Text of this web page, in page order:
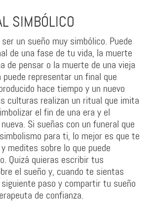
SIMBÓLICO
un sueño muy simbólico. Puede
de una fase de tu vida, la muerte
de pensar o la muerte de una vieja
puede representar un final que
hace tiempo y un nuevo
culturas realizan un ritual que imita
el fin de una era y el
Si sueñas con un funeral que
para ti, lo mejor es que te
medites sobre lo que puede
Quizá quieras escribir tus
el sueño y, cuando te sientas
paso y compartir tu sueño
de confianza.